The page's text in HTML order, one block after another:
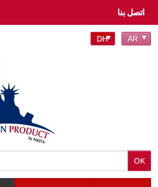
اتصل بنا
DH AR